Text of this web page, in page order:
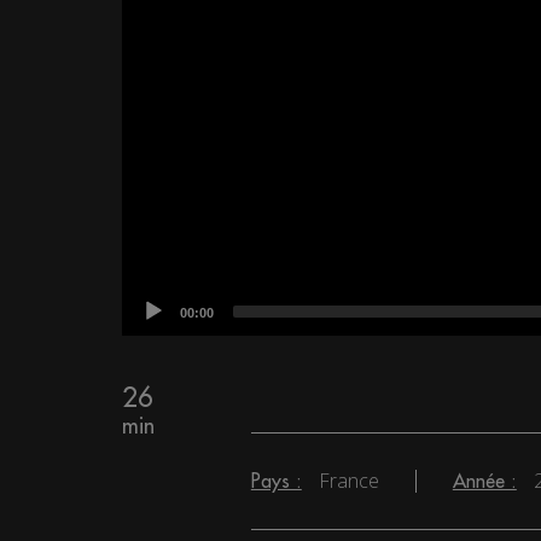
00:00
26
min
Pays : France Année :